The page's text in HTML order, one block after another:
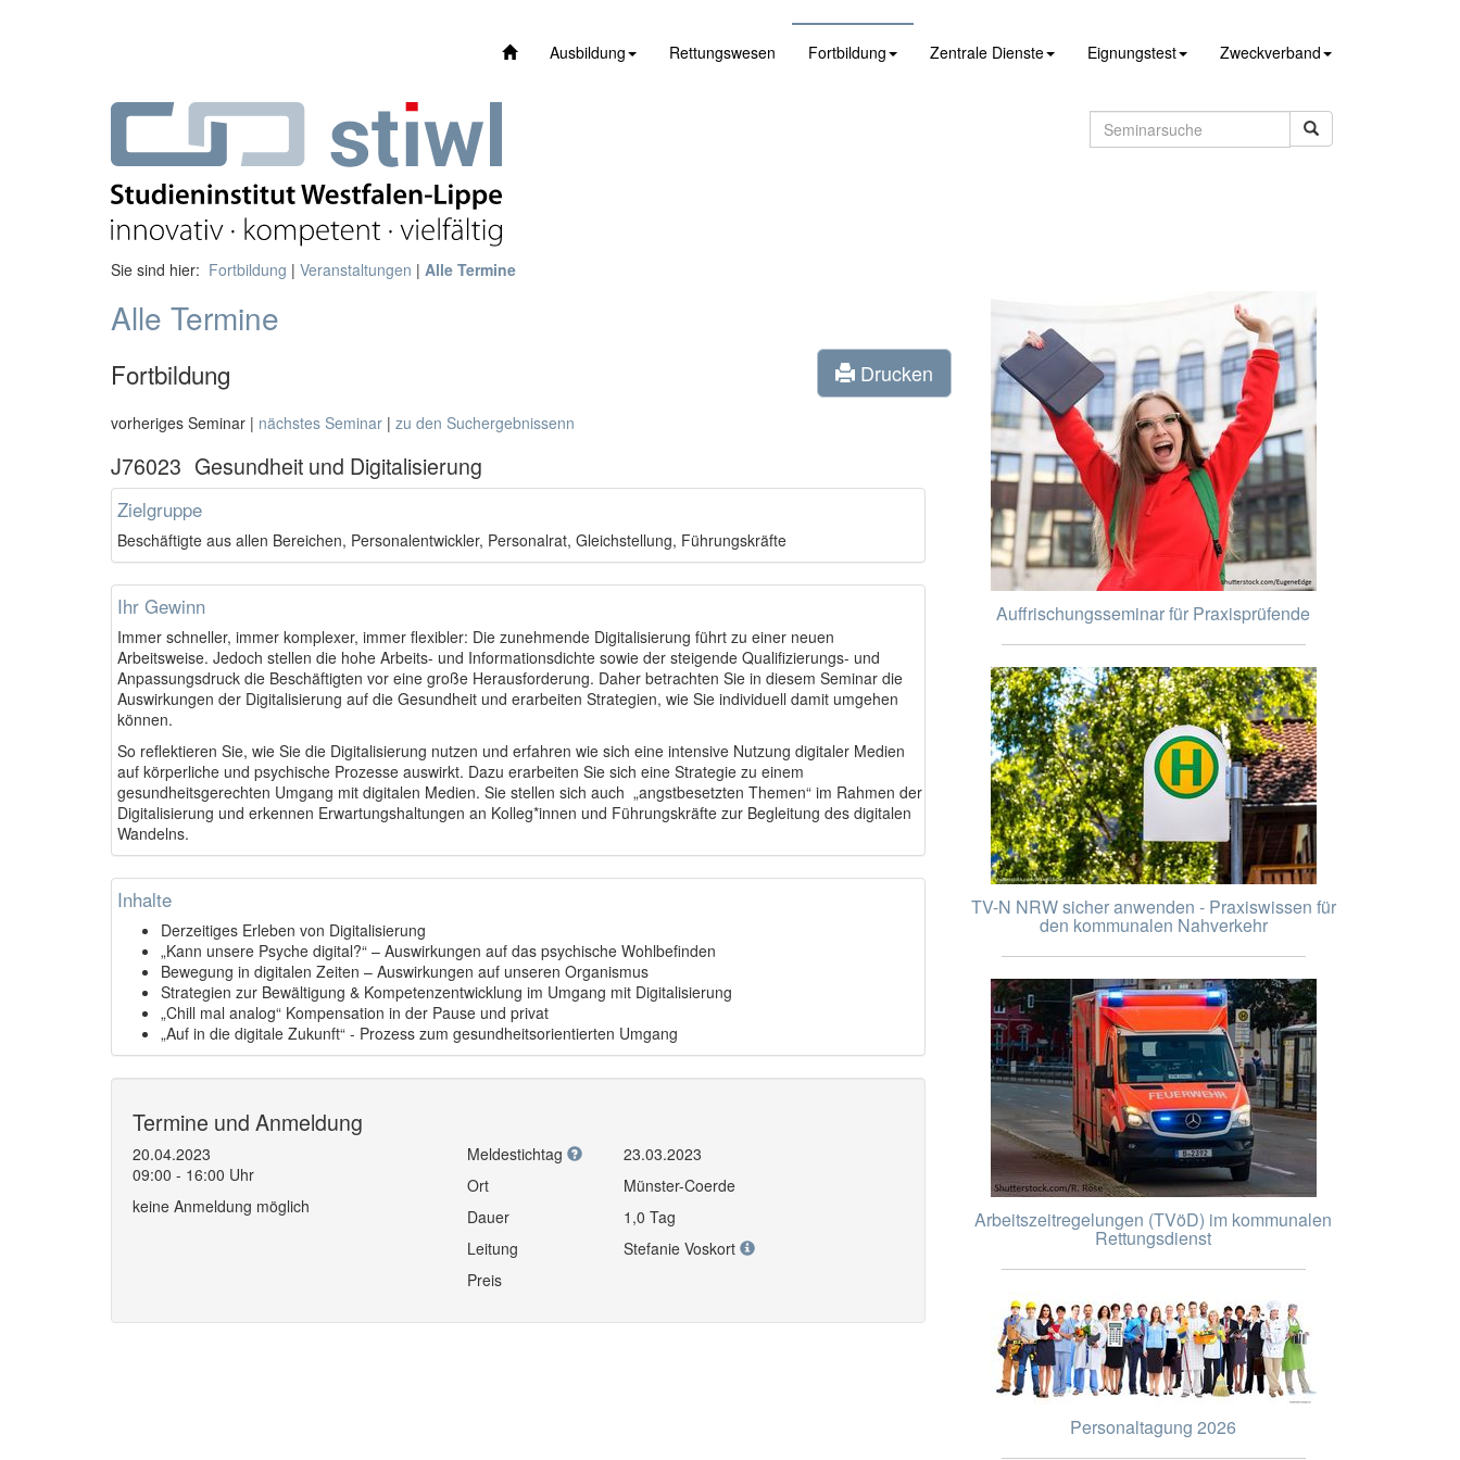
Ausbildung Rettungswesen Fortbildung Zentrale Dienste Eignungstest Zweckverband
Sie sind hier: Fortbildung | Veranstaltungen | Alle Termine
Alle Termine
Fortbildung Drucken
vorheriges Seminar | nächstes Seminar | zu den Suchergebnissenn
J76023 Gesundheit und Digitalisierung
Zielgruppe
Beschäftigte aus allen Bereichen, Personalentwickler, Personalrat, Gleichstellung, Führungskräfte
Ihr Gewinn
Immer schneller, immer komplexer, immer flexibler: Die zunehmende Digitalisierung führt zu einer neuen
Arbeitsweise. Jedoch stellen die hohe Arbeits- und Informationsdichte sowie der steigende Qualifizierungs- und
Anpassungsdruck die Beschäftigten vor eine große Herausforderung. Daher betrachten Sie in diesem Seminar die
Auswirkungen der Digitalisierung auf die Gesundheit und erarbeiten Strategien, wie Sie individuell damit umgehen
können.
So reflektieren Sie, wie Sie die Digitalisierung nutzen und erfahren wie sich eine intensive Nutzung digitaler Medien
auf körperliche und psychische Prozesse auswirkt. Dazu erarbeiten Sie sich eine Strategie zu einem
gesundheitsgerechten Umgang mit digitalen Medien. Sie stellen sich auch „angstbesetzten Themen“ im Rahmen der
Digitalisierung und erkennen Erwartungshaltungen an Kolleg*innen und Führungskräfte zur Begleitung des digitalen
Wandelns.
Inhalte
Derzeitiges Erleben von Digitalisierung
„Kann unsere Psyche digital?“ – Auswirkungen auf das psychische Wohlbefinden
Bewegung in digitalen Zeiten – Auswirkungen auf unseren Organismus
Strategien zur Bewältigung & Kompetenzentwicklung im Umgang mit Digitalisierung
„Chill mal analog“ Kompensation in der Pause und privat
„Auf in die digitale Zukunft“ - Prozess zum gesundheitsorientierten Umgang
Termine und Anmeldung
20.04.2023
09:00 - 16:00 Uhr
keine Anmeldung möglich
Meldestichtag
23.03.2023
Ort
Münster-Coerde
Dauer
1,0 Tag
Leitung
Stefanie Voskort
Preis
Auffrischungsseminar für Praxisprüfende
TV-N NRW sicher anwenden - Praxiswissen für
den kommunalen Nahverkehr
Arbeitszeitregelungen (TVöD) im kommunalen
Rettungsdienst
Personaltagung 2026